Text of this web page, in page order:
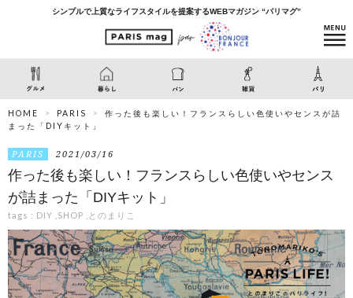
シンプルで上質なライフスタイルを提案するWEBマガジン “パリマグ”
HOME PARIS
作った後も楽しい！フランスらしい色使いやセンスが詰
まった「DIYキット」
PARIS 2021/03/16
作った後も楽しい！フランスらしい色使いやセンス
が詰まった「DIYキット」
tags : DIY SHOP とのまりこ